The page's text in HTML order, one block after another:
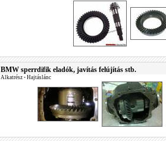
BMW sperrdifik eladók, javítás felújítás stb.
Alkatrész • Hajtáslánc